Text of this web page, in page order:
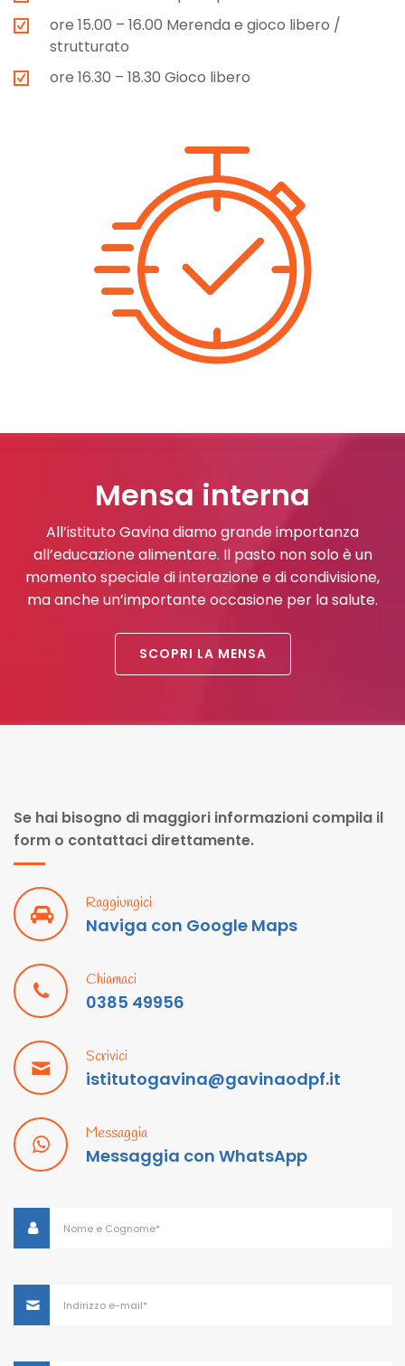
ore 15.00 – 16.00 Merenda e gioco libero /
strutturato
ore 16.30 – 18.30 Gioco libero
Mensa interna
All’istituto Gavina diamo grande importanza
all’educazione alimentare. Il pasto non solo è un
momento speciale di interazione e di condivisione,
ma anche un’importante occasione per la salute.
SCOPRI LA MENSA
Se hai bisogno di maggiori informazioni compila il
form o contattaci direttamente.
Raggiungici
Naviga con Google Maps
Chiamaci
0385 49956
Scrivici
istitutogavina@gavinaodpf.it
Messaggia
Messaggia con WhatsApp